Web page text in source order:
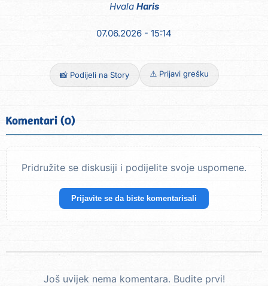
Hvala Haris
07.06.2026 - 15:14
📸 Podijeli na Story ⚠️ Prijavi grešku
Komentari (0)
Pridružite se diskusiji i podijelite svoje uspomene.
Prijavite se da biste komentarisali
Još uvijek nema komentara. Budite prvi!